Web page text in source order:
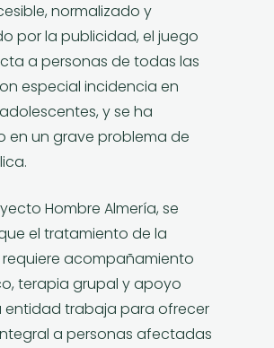
normalizado y
por la publicidad, el juego
a personas de todas las
especial incidencia en
y se ha
en un grave problema de
Hombre Almería, se
el tratamiento de la
acompañamiento
terapia grupal y apoyo
entidad trabaja para ofrecer
a personas afectadas